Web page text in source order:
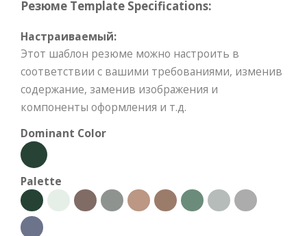
Резюме Template Specifications:
Настраиваемый:
Этот шаблон резюме можно настроить в
соответствии с вашими требованиями, изменив
содержание, заменив изображения и
компоненты оформления и т.д.
Dominant Color
Palette